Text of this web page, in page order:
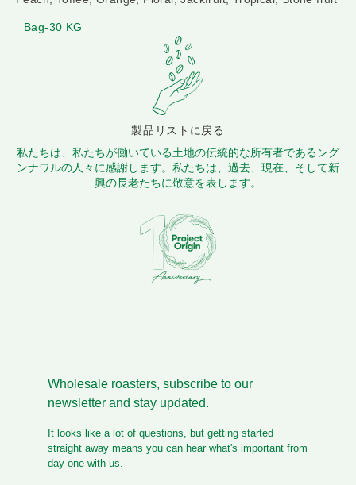
Bag-30 KG
製品リストに戻る
私たちは、私たちが働いている土地の伝統的な所有者であるング
ンナワルの人々に感謝します。私たちは、過去、現在、そして新
興の長老たちに敬意を表します。